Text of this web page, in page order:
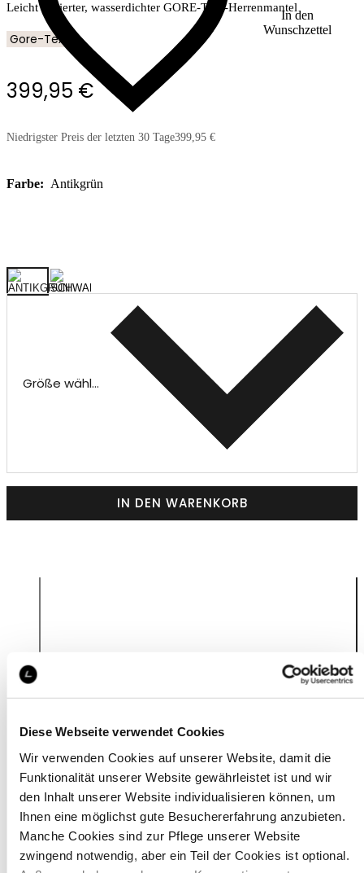
Diese Webseite verwendet Cookies
Wir verwenden Cookies auf unserer Website, damit die
Funktionalität unserer Website gewährleistet ist und wir
den Inhalt unserer Website individualisieren können, um
Ihnen eine möglichst gute Besuchererfahrung anzubieten.
Manche Cookies sind zur Pflege unserer Website
zwingend notwendig, aber ein Teil der Cookies ist optional.
In den
Wunschzettel
Leicht isolierter, wasserdichter GORE-TEX-Herrenmantel
Gore-Tex
399,95 €
Niedrigster Preis der letzten 30 Tage399,95 €
Farbe: Antikgrün
Größe wählen
IN DEN WARENKORB